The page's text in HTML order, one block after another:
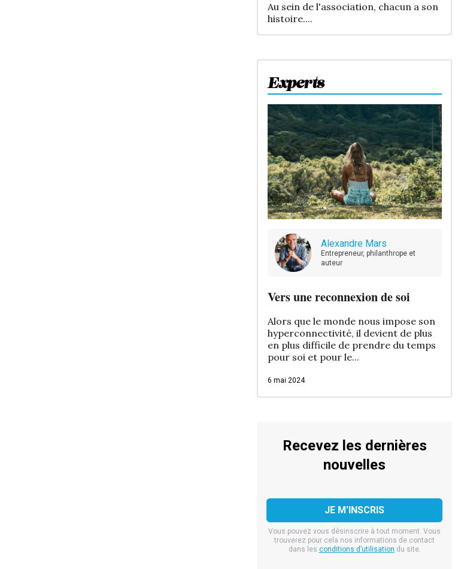
Experts
Alexandre Mars
Entrepreneur, philanthrope et
auteur
Vers une reconnexion de soi
Alors que le monde nous impose son
hyperconnectivité, il devient de plus
en plus difficile de prendre du temps
pour soi et pour le...
6 mai 2024
Recevez les dernières
nouvelles
Vous pouvez vous désinscrire à tout moment. Vous
trouverez pour cela nos informations de contact
dans les conditions d’utilisation du site.
Au sein de l'association, chacun a son
histoire....